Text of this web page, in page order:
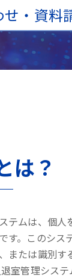
・資料
は？
テムは、個人
す。このシス
または識別す
室管理シス